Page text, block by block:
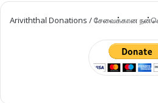
Ariviththal Donations / சேவைக்கான